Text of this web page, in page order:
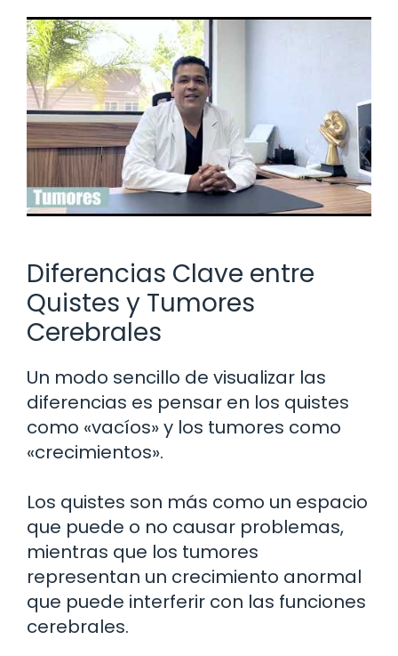
Diferencias Clave entre
Quistes y Tumores
Cerebrales
Un modo sencillo de visualizar las
diferencias es pensar en los quistes
como «vacíos» y los tumores como
«crecimientos».
Los quistes son más como un espacio
que puede o no causar problemas,
mientras que los tumores
representan un crecimiento anormal
que puede interferir con las funciones
cerebrales.